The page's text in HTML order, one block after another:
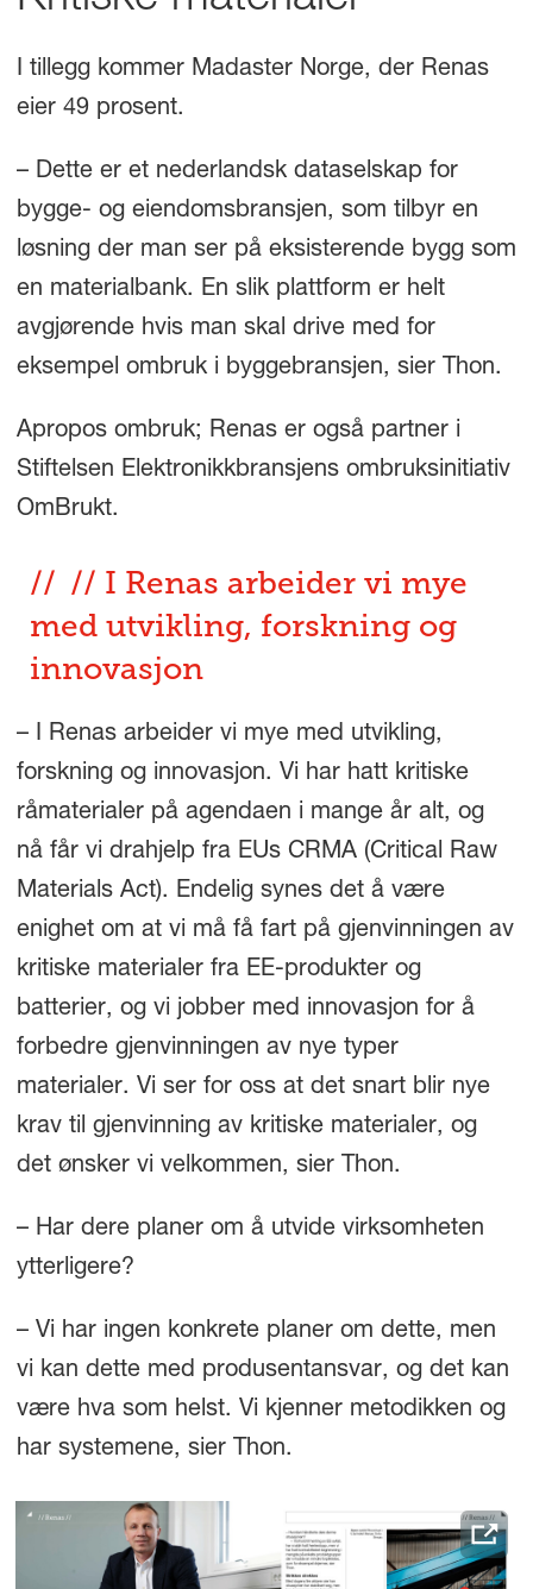
I tillegg kommer Madaster Norge, der Renas
eier 49 prosent.
– Dette er et nederlandsk dataselskap for
bygge- og eiendomsbransjen, som tilbyr en
løsning der man ser på eksisterende bygg som
en materialbank. En slik plattform er helt
avgjørende hvis man skal drive med for
eksempel ombruk i byggebransjen, sier Thon.
Apropos ombruk; Renas er også partner i
Stiftelsen Elektronikkbransjens ombruksinitiativ
OmBrukt.
// I Renas arbeider vi mye
med utvikling, forskning og
innovasjon
– I Renas arbeider vi mye med utvikling,
forskning og innovasjon. Vi har hatt kritiske
råmaterialer på agendaen i mange år alt, og
nå får vi drahjelp fra EUs CRMA (Critical Raw
Materials Act). Endelig synes det å være
enighet om at vi må få fart på gjenvinningen av
kritiske materialer fra EE-produkter og
batterier, og vi jobber med innovasjon for å
forbedre gjenvinningen av nye typer
materialer. Vi ser for oss at det snart blir nye
krav til gjenvinning av kritiske materialer, og
det ønsker vi velkommen, sier Thon.
– Har dere planer om å utvide virksomheten
ytterligere?
– Vi har ingen konkrete planer om dette, men
vi kan dette med produsentansvar, og det kan
være hva som helst. Vi kjenner metodikken og
har systemene, sier Thon.